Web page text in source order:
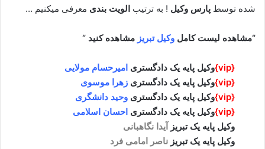
شده توسط پارس وکیل ! به ترتیب الویت بندی معرفی میکنیم …
“مشاهده لیست کامل وکیل تبریز مشاهده کنید “
{vip} وکیل پایه یک دادگستری امیرحسام مولایی
{vip}
وکیل پایه یک دادگستری زهرا موسوی
{vip}
وکیل پایه یک دادگستری وحید دانشگری
{vip}
وکیل پایه یک دادگستری احسان اسلامی
وکیل پایه یک تبریزآیدا نگاهبانی
وکیل پایه یک تبریز ناصر امامی فرد